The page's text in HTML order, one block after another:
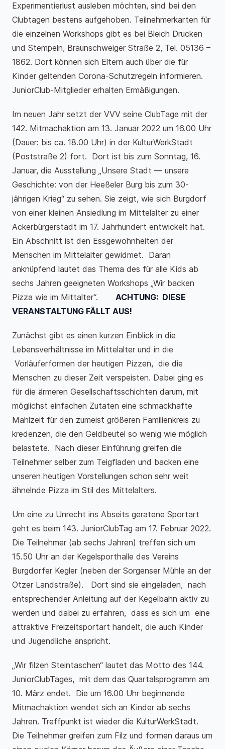
Experimentierlust ausleben möchten, sind bei den
Clubtagen bestens aufgehoben. Teilnehmerkarten für
die einzelnen Workshops gibt es bei Bleich Drucken
und Stempeln, Braunschweiger Straße 2, Tel. 05136 –
1862. Dort können sich Eltern auch über die für
Kinder geltenden Corona-Schutzregeln informieren.
JuniorClub-Mitglieder erhalten Ermäßigungen.
Im neuen Jahr setzt der VVV seine ClubTage mit der
142. Mitmachaktion am 13. Januar 2022 um 16.00 Uhr
(Dauer: bis ca. 18.00 Uhr) in der KulturWerkStadt
(Poststraße 2) fort. Dort ist bis zum Sonntag, 16.
Januar, die Ausstellung „Unsere Stadt — unsere
Geschichte: von der Heeßeler Burg bis zum 30-
jährigen Krieg“ zu sehen. Sie zeigt, wie sich Burgdorf
von einer kleinen Ansiedlung im Mittelalter zu einer
Ackerbürgerstadt im 17. Jahrhundert entwickelt hat.
Ein Abschnitt ist den Essgewohnheiten der
Menschen im Mittelalter gewidmet. Daran
anknüpfend lautet das Thema des für alle Kids ab
sechs Jahren geeigneten Workshops „Wir backen
Pizza wie im Mittalter“. ACHTUNG: DIESE
VERANSTALTUNG FÄLLT AUS!
Zunächst gibt es einen kurzen Einblick in die
Lebensverhältnisse im Mittelalter und in die
Vorläuferformen der heutigen Pizzen, die die
Menschen zu dieser Zeit verspeisten. Dabei ging es
für die ärmeren Gesellschaftsschichten darum, mit
möglichst einfachen Zutaten eine schmackhafte
Mahlzeit für den zumeist größeren Familienkreis zu
kredenzen, die den Geldbeutel so wenig wie möglich
belastete. Nach dieser Einführung greifen die
Teilnehmer selber zum Teigfladen und backen eine
unseren heutigen Vorstellungen schon sehr weit
ähnelnde Pizza im Stil des Mittelalters.
Um eine zu Unrecht ins Abseits geratene Sportart
geht es beim 143. JuniorClubTag am 17. Februar 2022.
Die Teilnehmer (ab sechs Jahren) treffen sich um
15.50 Uhr an der Kegelsporthalle des Vereins
Burgdorfer Kegler (neben der Sorgenser Mühle an der
Otzer Landstraße). Dort sind sie eingeladen, nach
entsprechender Anleitung auf der Kegelbahn aktiv zu
werden und dabei zu erfahren, dass es sich um eine
attraktive Freizeitsportart handelt, die auch Kinder
und Jugendliche anspricht.
„Wir filzen Steintaschen“ lautet das Motto des 144.
JuniorClubTages, mit dem das Quartalsprogramm am
10. März endet. Die um 16.00 Uhr beginnende
Mitmachaktion wendet sich an Kinder ab sechs
Jahren. Treffpunkt ist wieder die KulturWerkStadt.
Die Teilnehmer greifen zum Filz und formen daraus um